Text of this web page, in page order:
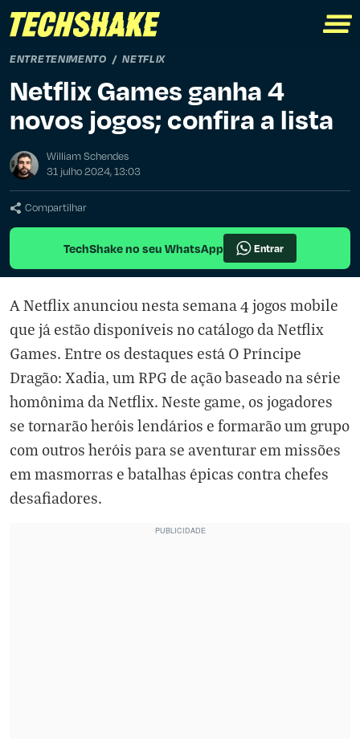
ENTRETENIMENTO NETFLIX
Netflix Games ganha 4
novos jogos; confira a lista
William Schendes
31 julho 2024, 13:03
Compartilhar
TechShake no seu WhatsApp Entrar
A Netflix anunciou nesta semana 4 jogos mobile
que já estão disponíveis no catálogo da Netflix
Games. Entre os destaques está O Príncipe
Dragão: Xadia, um RPG de ação baseado na série
homônima da Netflix. Neste game, os jogadores
se tornarão heróis lendários e formarão um grupo
com outros heróis para se aventurar em missões
em masmorras e batalhas épicas contra chefes
desafiadores.